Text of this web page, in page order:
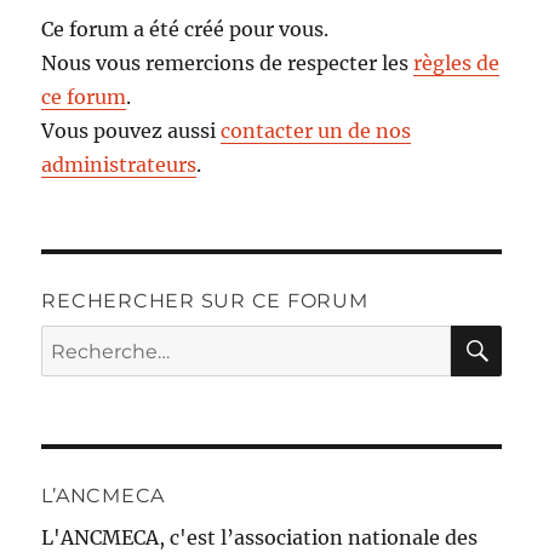
Ce forum a été créé pour vous.
Nous vous remercions de respecter lesrègles de
ce forum.
Vous pouvez aussicontacter un de nos
administrateurs.
RECHERCHER SUR CE FORUM
Recherche
pour :
L’ANCMECA
L'ANCMECA, c'est l’association nationale des